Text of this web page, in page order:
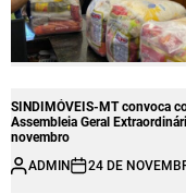
SINDIMÓVEIS-MT convoca
Assembleia Geral
novembro
ADMIN
24 DE